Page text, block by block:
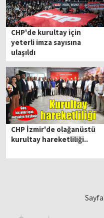
CHP'de kurultay için
yeterli imza sayısına
ulaşıldı
CHP İzmir'de olağanüstü
kurultay hareketliliği..